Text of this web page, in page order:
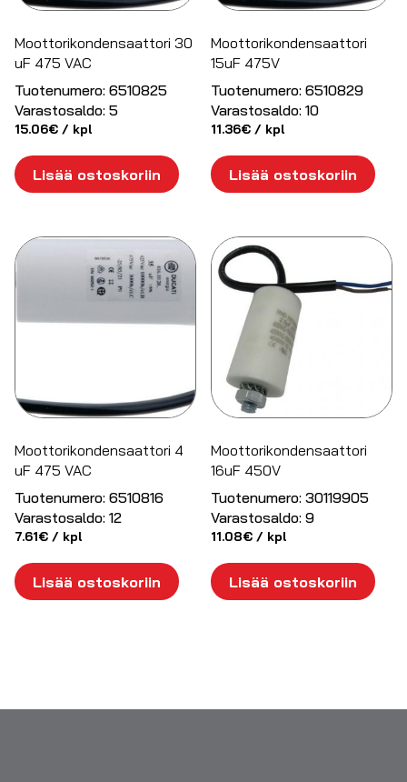
Moottorikondensaattori 30
uF 475 VAC
Tuotenumero: 6510825
Varastosaldo: 5
15.06€ / kpl
Lisää ostoskoriin
Moottorikondensaattori
15uF 475V
Tuotenumero: 6510829
Varastosaldo: 10
11.36€ / kpl
Lisää ostoskoriin
Moottorikondensaattori 4
uF 475 VAC
Tuotenumero: 6510816
Varastosaldo: 12
7.61€ / kpl
Lisää ostoskoriin
Moottorikondensaattori
16uF 450V
Tuotenumero: 30119905
Varastosaldo: 9
11.08€ / kpl
Lisää ostoskoriin